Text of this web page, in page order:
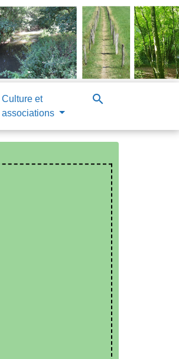
Culture et
associations
search